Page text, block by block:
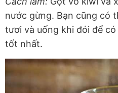
nước gừng. Bạn cũng có
tươi và uống khi đói để
tốt nhất.